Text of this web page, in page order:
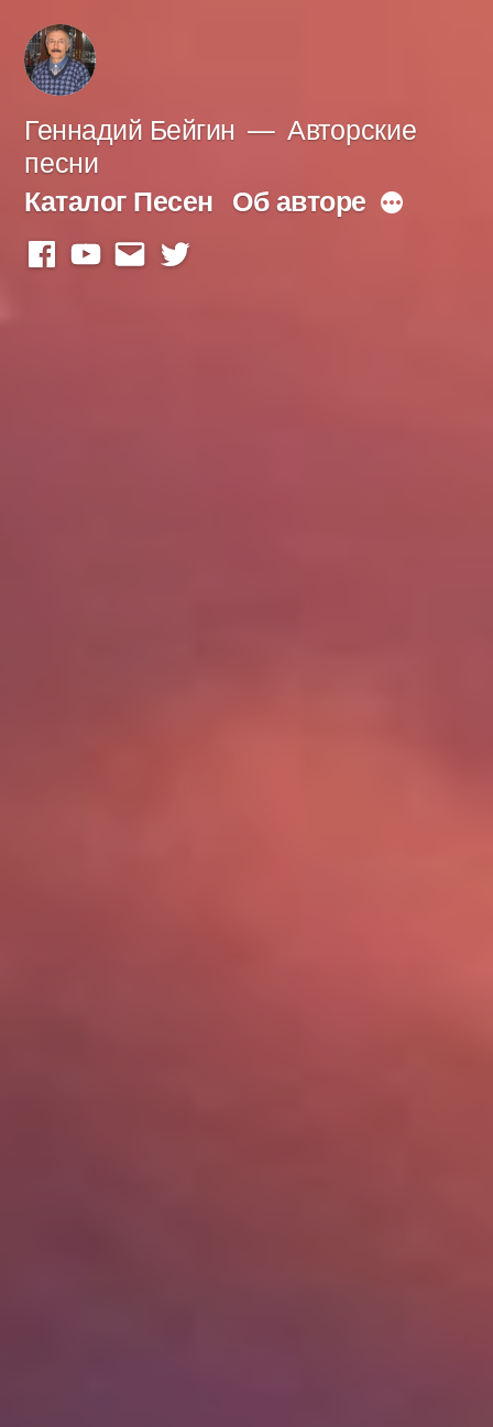
Перейти
содержимому
Геннадий Бейгин
Авторские
песни
Каталог Песен Об авторе Больше
facebook
youtube
mail twitter